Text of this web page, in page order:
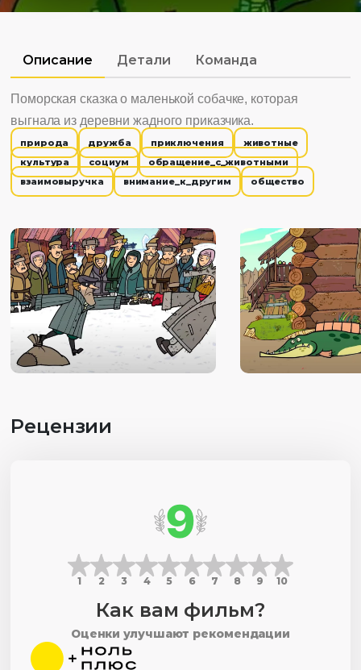
Описание Детали Команда
Поморская сказка о маленькой собачке, которая
выгнала из деревни жадного приказчика.
природа дружба приключения
животные
культура
социум
обращение_с_животными
взаимовыручка
внимание_к_другим общество
Рецензии
9
1 2 3 4 5 6 7 8 9 10
Как вам фильм?
Оценки улучшают рекомендации